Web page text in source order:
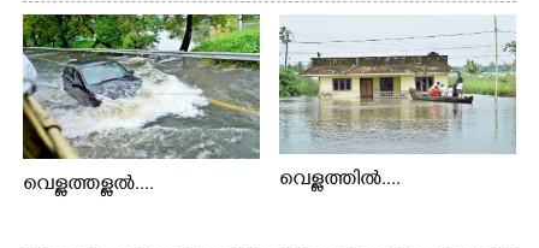
വെള്ളത്തള്ളൽ.... വെള്ളത്തിൽ....